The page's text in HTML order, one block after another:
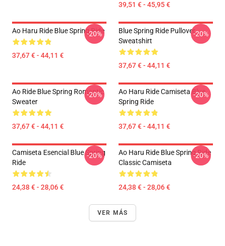
39,51 € - 45,95 €
Ao Haru Ride Blue Spring Ride
37,67 € - 44,11 €
-20%
Blue Spring Ride Pullover
Sweatshirt
37,67 € - 44,11 €
-20%
Ao Ride Blue Spring Romantic
Sweater
37,67 € - 44,11 €
-20%
Ao Haru Ride Camiseta Blue
Spring Ride
37,67 € - 44,11 €
-20%
Camiseta Esencial Blue Spring
Ride
24,38 € - 28,06 €
-20%
Ao Haru Ride Blue Spring Ride
Classic Camiseta
24,38 € - 28,06 €
-20%
VER MÁS